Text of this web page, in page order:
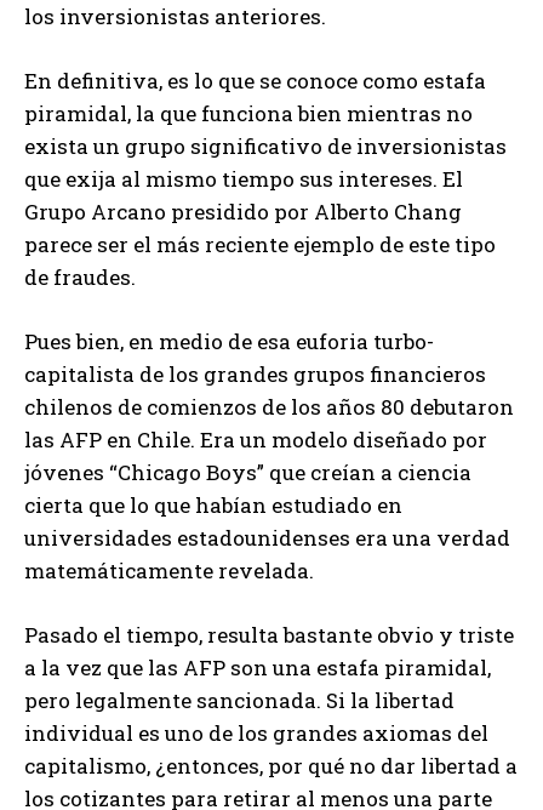
los inversionistas anteriores.
En definitiva, es lo que se conoce como estafa
piramidal, la que funciona bien mientras no
exista un grupo significativo de inversionistas
que exija al mismo tiempo sus intereses. El
Grupo Arcano presidido por Alberto Chang
parece ser el más reciente ejemplo de este tipo
de fraudes.
Pues bien, en medio de esa euforia turbo-
capitalista de los grandes grupos financieros
chilenos de comienzos de los años 80 debutaron
las AFP en Chile. Era un modelo diseñado por
jóvenes “Chicago Boys” que creían a ciencia
cierta que lo que habían estudiado en
universidades estadounidenses era una verdad
matemáticamente revelada.
Pasado el tiempo, resulta bastante obvio y triste
a la vez que las AFP son una estafa piramidal,
pero legalmente sancionada. Si la libertad
individual es uno de los grandes axiomas del
capitalismo, ¿entonces, por qué no dar libertad a
los cotizantes para retirar al menos una parte